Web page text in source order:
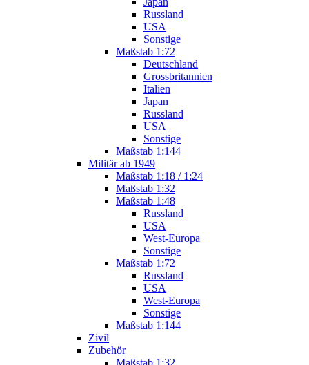
Russland
USA
Sonstige
Maßstab 1:72
Deutschland
Grossbritannien
Italien
Japan
Russland
USA
Sonstige
Maßstab 1:144
Militär ab 1949
Maßstab 1:18 / 1:24
Maßstab 1:32
Maßstab 1:48
Russland
USA
West-Europa
Sonstige
Maßstab 1:72
Russland
USA
West-Europa
Sonstige
Maßstab 1:144
Zivil
Zubehör
Maßstab 1:32